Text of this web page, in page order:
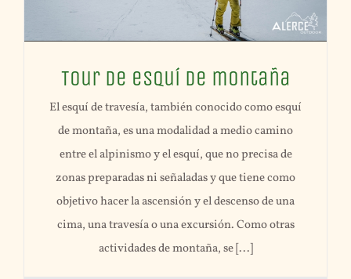
Tour de esquí de montaña
El esquí de travesía, también conocido como esquí
de montaña, es una modalidad a medio camino
entre el alpinismo y el esquí, que no precisa de
zonas preparadas ni señaladas y que tiene como
objetivo hacer la ascensión y el descenso de una
cima, una travesía o una excursión. Como otras
actividades de montaña, se [...]